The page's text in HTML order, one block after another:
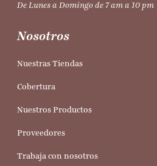
De Lunes a Domingo de 7 am a 10 pm
Nosotros
Nuestras Tiendas
Cobertura
Nuestros Productos
Proveedores
Trabaja con nosotros